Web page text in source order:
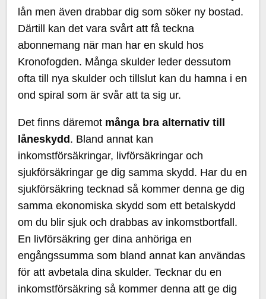
lån men även drabbar dig som söker ny bostad.
Därtill kan det vara svårt att få teckna
abonnemang när man har en skuld hos
Kronofogden. Många skulder leder dessutom
ofta till nya skulder och tillslut kan du hamna i en
ond spiral som är svår att ta sig ur.
Det finns däremot många bra alternativ till
låneskydd . Bland annat kan
inkomstförsäkringar, livförsäkringar och
sjukförsäkringar ge dig samma skydd. Har du en
sjukförsäkring tecknad så kommer denna ge dig
samma ekonomiska skydd som ett betalskydd
om du blir sjuk och drabbas av inkomstbortfall.
En livförsäkring ger dina anhöriga en
engångssumma som bland annat kan användas
för att avbetala dina skulder. Tecknar du en
inkomstförsäkring så kommer denna att ge dig